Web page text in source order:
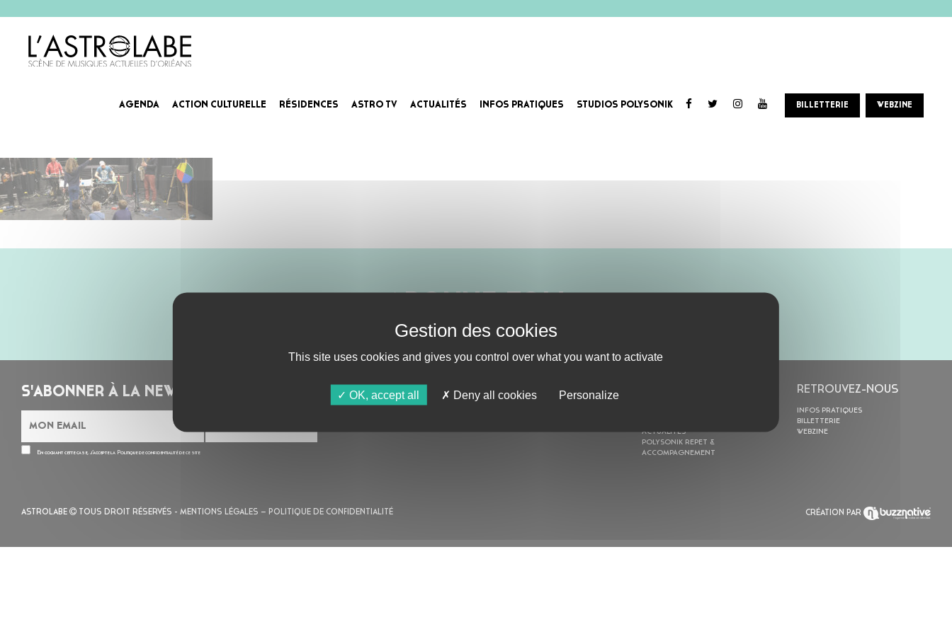
AGENDA ACTION CULTURELLE RÉSIDENCES ASTRO TV ACTUALITÉS INFOS PRATIQUES STUDIOS POLYSONIK BILLETTERIE WEBZINE
S'ABONNER À LA NEWSLETTER
En cochant cette case, j’accepte la Politique de confidentialitéde ce site
AU PROGRAMME
ACTUALITÉS
POLYSONIK REPET &
ACCOMPAGNEMENT
RETROUVEZ-NOUS
INFOS PRATIQUES
BILLETTERIE
WEBZINE
ASTROLABE TOUS DROIT RÉSERVÉS - MENTIONS LÉGALES – POLITIQUE DE CONFIDENTIALITÉ CRÉATION PAR
This site uses cookies and gives you control over what you want to activate
OK, accept all Deny all cookies Personalize